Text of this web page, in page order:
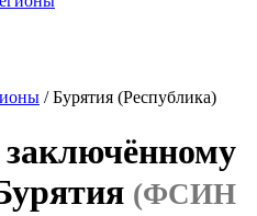
/ Бурятия (Республика)
заключённому
(ФСИН